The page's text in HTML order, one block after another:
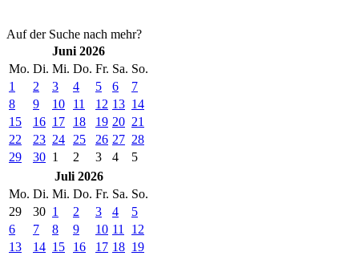
Auf der Suche nach mehr?
Juni 2026
Mo. Di. Mi. Do. Fr. Sa. So.
1
2 3 4 5 6
7
8
9 10 11 12 13 14
15
16 17 18 19 20 21
22
23 24 25 26 27 28
29
30 1 2 3 4
5
Juli 2026
Mo. Di. Mi. Do. Fr. Sa. So.
29
30 1 2 3 4
5
6
7 8 9 10 11
12
13
14 15 16 17 18 19